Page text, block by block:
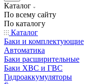
Каталог
По всему сайту
По каталогу
Каталог
Баки и комплектующие
Автоматика
Баки расширительные
Баки ХВС и ГВС
Гидроаккумуляторы